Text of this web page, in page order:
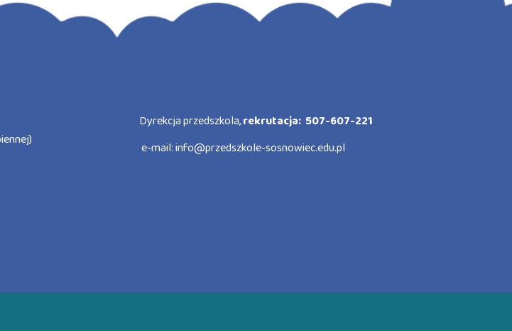
Dyrekcja przedszkola,rekrutacja: 507-607-221
e-mail:info@przedszkole-sosnowiec.edu.pl